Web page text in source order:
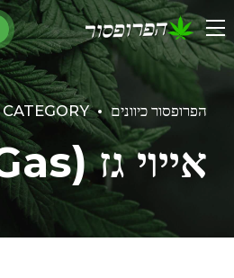
הפרופסור כיוונים CATEGORY
אייוי גז (AV Gas)